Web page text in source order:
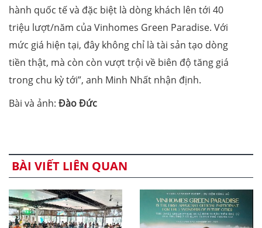
hành quốc tế và đặc biệt là dòng khách lên tới 40
triệu lượt/năm của Vinhomes Green Paradise. Với
mức giá hiện tại, đây không chỉ là tài sản tạo dòng
tiền thật, mà còn còn vượt trội về biên độ tăng giá
trong chu kỳ tới”, anh Minh Nhất nhận định.
Bài và ảnh: Đào Đức
BÀI VIẾT LIÊN QUAN